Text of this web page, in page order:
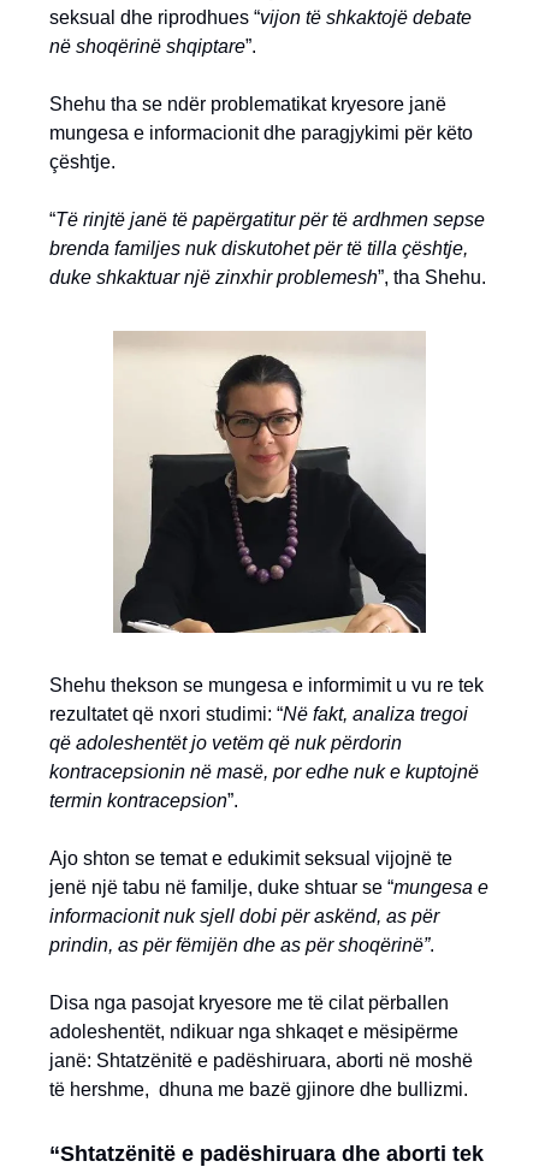
seksual dhe riprodhues “vijon të shkaktojë debate
në shoqërinë shqiptare”.
Shehu tha se ndër problematikat kryesore janë
mungesa e informacionit dhe paragjykimi për këto
çështje.
“Të rinjtë janë të papërgatitur për të ardhmen sepse
brenda familjes nuk diskutohet për të tilla çështje,
duke shkaktuar një zinxhir problemesh”, tha Shehu.
Shehu thekson se mungesa e informimit u vu re tek
rezultatet që nxori studimi: “Në fakt, analiza tregoi
që adoleshentët jo vetëm që nuk përdorin
kontracepsionin në masë, por edhe nuk e kuptojnë
termin kontracepsion”.
Ajo shton se temat e edukimit seksual vijojnë te
jenë një tabu në familje, duke shtuar se “mungesa e
informacionit nuk sjell dobi për askënd, as për
prindin, as për fëmijën dhe as për shoqërinë”.
Disa nga pasojat kryesore me të cilat përballen
adoleshentët, ndikuar nga shkaqet e mësipërme
janë: Shtatzënitë e padëshiruara, aborti në moshë
të hershme, dhuna me bazë gjinore dhe bullizmi.
“Shtatzënitë e padëshiruara dhe aborti tek